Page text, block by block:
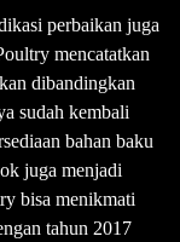
perbaikan juga
mencatatkan
dibandingkan
sudah kembali
bahan baku
juga menjadi
bisa menikmati
tahun 2017